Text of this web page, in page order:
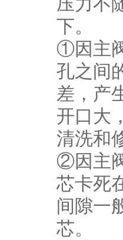
下。
①因主
孔之间
差，产
开口大
清洗和
②因主
芯卡死
间隙一
芯。